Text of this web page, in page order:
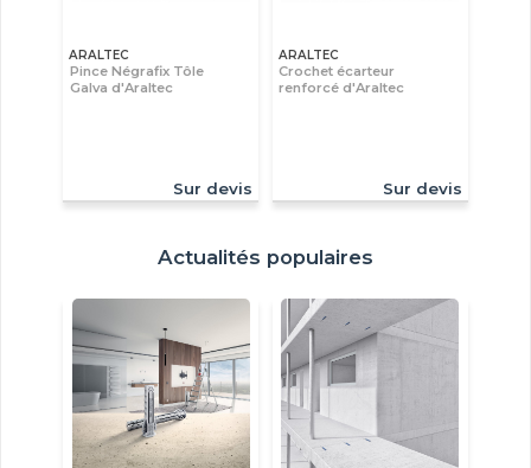
ARALTEC
Pince Négrafix Tôle
Galva d'Araltec
Sur devis
ARALTEC
Crochet écarteur
renforcé d'Araltec
Sur devis
Actualités populaires